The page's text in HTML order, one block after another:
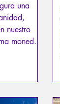
una
nuestro
moneda